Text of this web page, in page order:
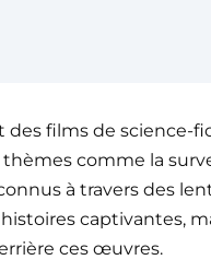
des films de science-
comme la
à travers des
captivantes,
ces œuvres.